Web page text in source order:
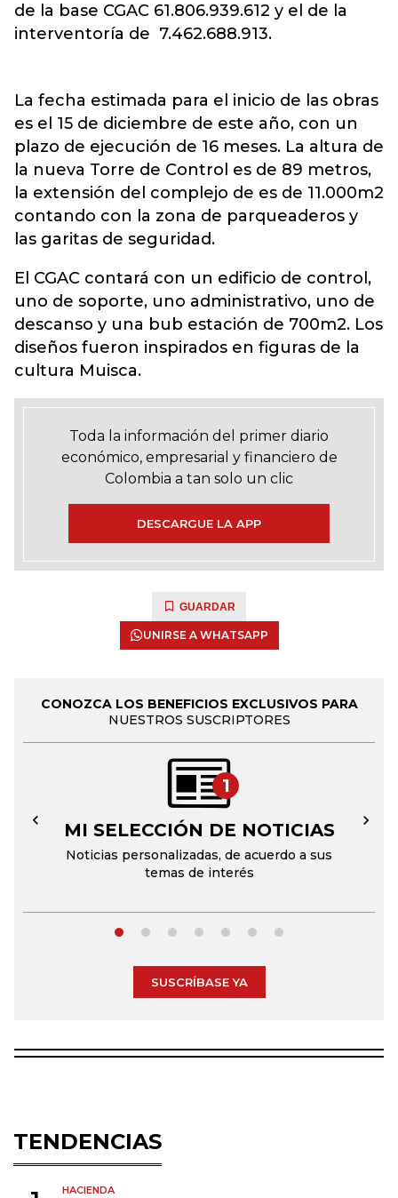
de la base CGAC 61.806.939.612 y el de la
interventoría de 7.462.688.913.
La fecha estimada para el inicio de las obras
es el 15 de diciembre de este año, con un
plazo de ejecución de 16 meses. La altura de
la nueva Torre de Control es de 89 metros,
la extensión del complejo de es de 11.000m2
contando con la zona de parqueaderos y
las garitas de seguridad.
El CGAC contará con un edificio de control,
uno de soporte, uno administrativo, uno de
descanso y una bub estación de 700m2. Los
diseños fueron inspirados en figuras de la
cultura Muisca.
Toda la información del primer diario
económico, empresarial y financiero de
Colombia a tan solo un clic
DESCARGUE LA APP
GUARDAR
UNIRSE A WHATSAPP
CONOZCA LOS BENEFICIOS EXCLUSIVOS PARA
NUESTROS SUSCRIPTORES
1
MI SELECCIÓN DE NOTICIAS
Noticias personalizadas, de acuerdo a sus
temas de interés
← →
SUSCRÍBASE YA
TENDENCIAS
HACIENDA